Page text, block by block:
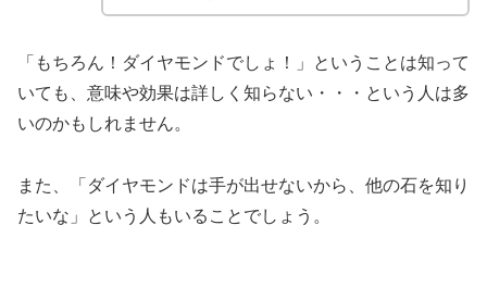
「もちろん！ダイヤモンドでしょ！」ということは知って
いても、意味や効果は詳しく知らない・・・という人は多
いのかもしれません。
また、「ダイヤモンドは手が出せないから、他の石を知り
たいな」という人もいることでしょう。